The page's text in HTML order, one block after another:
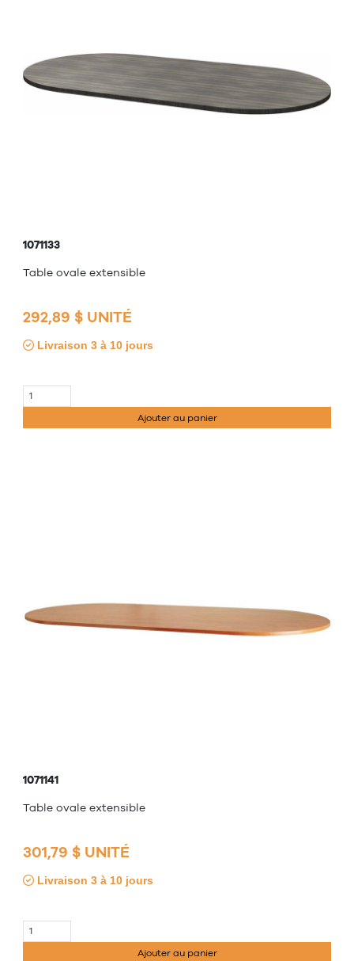
1071133
Table ovale extensible
292,89 $ UNITÉ
Livraison 3 à 10 jours
Ajouter au panier
1071141
Table ovale extensible
301,79 $ UNITÉ
Livraison 3 à 10 jours
Ajouter au panier